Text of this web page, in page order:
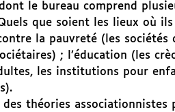
le bureau comprend
que soient les lieux où
la pauvreté (les sociétés
; l’éducation (les
les institutions pour
théories